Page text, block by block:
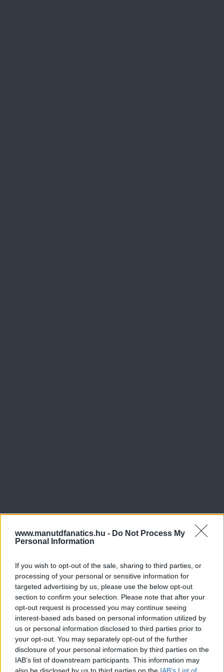
www.manutdfanatics.hu - Do Not Process My
Personal Information
If you wish to opt-out of the sale, sharing to third parties, or
processing of your personal or sensitive information for
targeted advertising by us, please use the below opt-out
section to confirm your selection. Please note that after your
opt-out request is processed you may continue seeing
interest-based ads based on personal information utilized by
us or personal information disclosed to third parties prior to
your opt-out. You may separately opt-out of the further
disclosure of your personal information by third parties on the
IAB’s list of downstream participants. This information may